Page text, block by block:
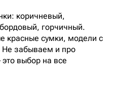
коричневый,
горчичный.
красные сумки, модели с
Не забываем и про
выбор на все